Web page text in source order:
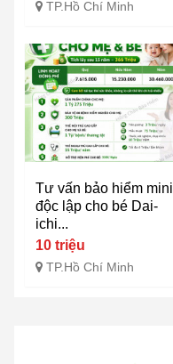
TP.Hồ Chí Minh
Tư vấn bảo hiểm mini
độc lập cho bé Dai-
ichi...
10 triệu
TP.Hồ Chí Minh